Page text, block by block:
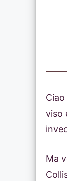
viso
Ma